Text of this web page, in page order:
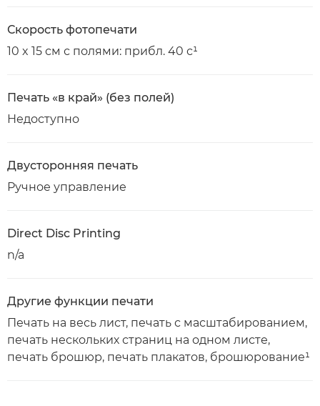
Скорость фотопечати
10 x 15 см с полями: прибл. 40 с¹
Печать «в край» (без полей)
Недоступно
Двусторонняя печать
Ручное управление
Direct Disc Printing
n/a
Другие функции печати
Печать на весь лист, печать с масштабированием,
печать нескольких страниц на одном листе,
печать брошюр, печать плакатов, брошюрование¹